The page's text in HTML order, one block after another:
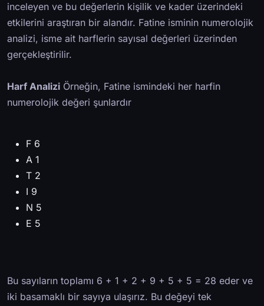
inceleyen ve bu değerlerin kişilik ve kader üzerindeki
etkilerini araştıran bir alandır. Fatine isminin numerolojik
analizi, isme ait harflerin sayısal değerleri üzerinden
gerçekleştirilir.
Harf Analizi Örneğin, Fatine ismindeki her harfin
numerolojik değeri şunlardır
F 6
A 1
T 2
I 9
N 5
E 5
Bu sayıların toplamı 6 + 1 + 2 + 9 + 5 + 5 = 28 eder ve
iki basamaklı bir sayıya ulaşırız. Bu değeyi tek